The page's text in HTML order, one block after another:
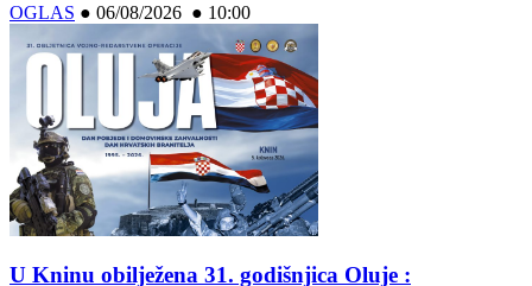
OGLAS ● 06/08/2026 ● 10:00
U Kninu obilježena 31. godišnjica Oluje :